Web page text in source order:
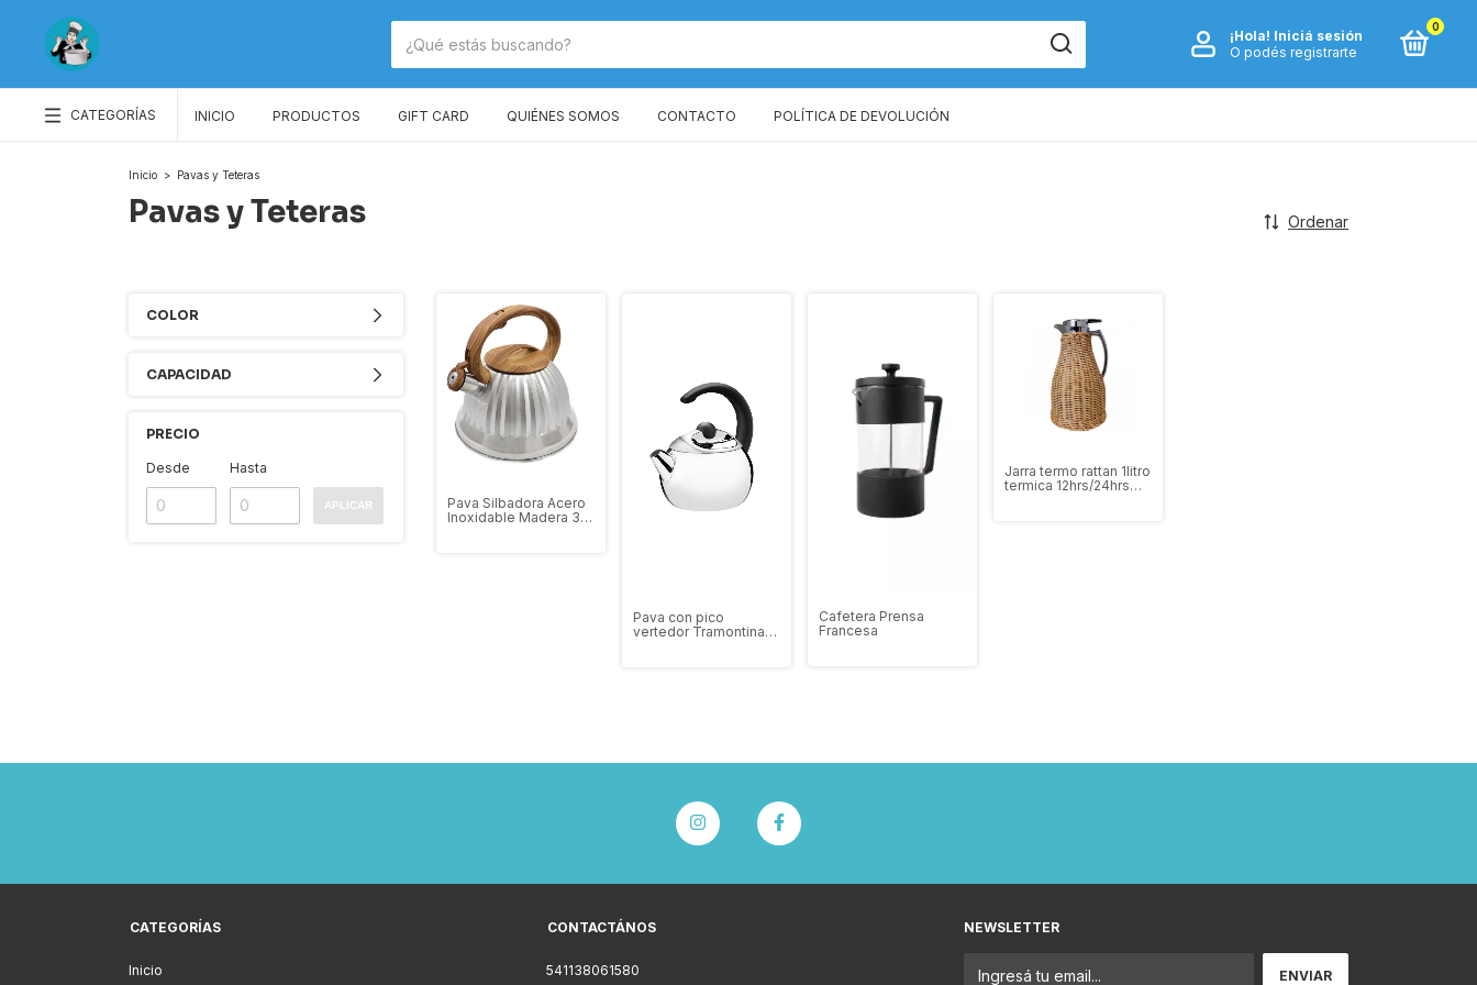
¡Hola! Iniciá sesión
O podés registrarte
0
CATEGORÍAS INICIO PRODUCTOS GIFT CARD QUIÉNES SOMOS CONTACTO POLÍTICA DE DEVOLUCIÓN
Inicio > Pavas y Teteras
Pavas y Teteras Ordenar
COLOR
CAPACIDAD
PRECIO
Desde Hasta
APLICAR
Pava Silbadora Acero
Inoxidable Madera 3.2
Pava con pico
vertedor Tramontina
Cafetera Prensa
Francesa
Jarra termo rattan 1litro
termica 12hrs/24hrs
CATEGORÍAS
Inicio
CONTACTÁNOS
541138061580
NEWSLETTER